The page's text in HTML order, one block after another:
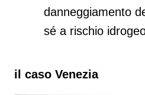
danneggiamento
sé a rischio
il caso Venezia